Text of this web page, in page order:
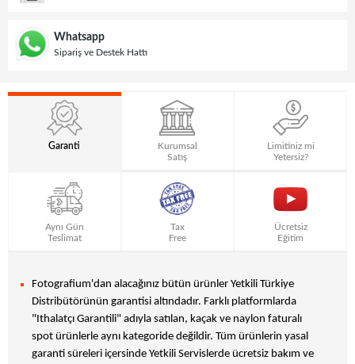
Whatsapp
Sipariş ve Destek Hattı
Garanti
Kurumsal
Satış
Limitiniz mi
Yetersiz?
Aynı Gün
Teslimat
Tax
Free
Ücretsiz
Eğitim
Fotografium'dan alacağınız bütün ürünler Yetkili Türkiye
Distribütörünün garantisi altındadır. Farklı platformlarda
"Ithalatçı Garantili" adıyla satılan, kaçak ve naylon faturalı
spot ürünlerle aynı kategoride değildir. Tüm ürünlerin yasal
garanti süreleri içersinde Yetkili Servislerde ücretsiz bakım ve